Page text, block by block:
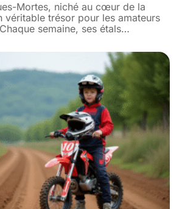
Mortes, niché au cœur de la
véritable trésor pour les amateurs
semaine, ses étals…